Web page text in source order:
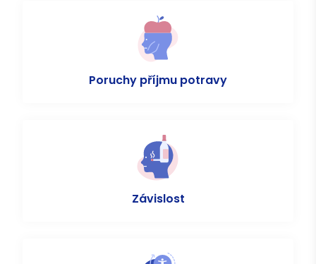
Poruchy příjmu potravy
Závislost